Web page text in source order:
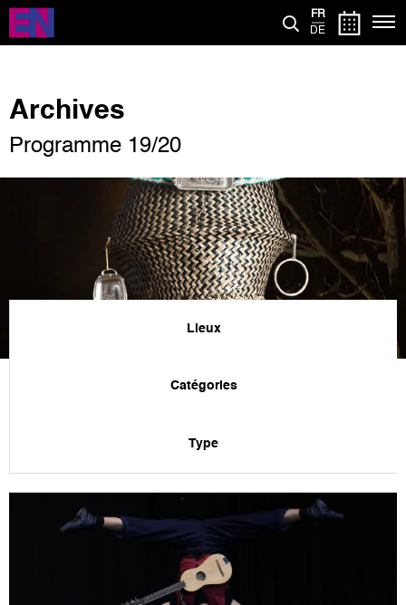
Aller
contenu
FR
DE
Archives
Programme 19/20
Lieux
Catégories
Type